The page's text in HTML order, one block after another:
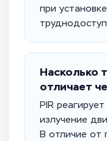
при
Насколько
отличает
PIR
излучение
В отличие от